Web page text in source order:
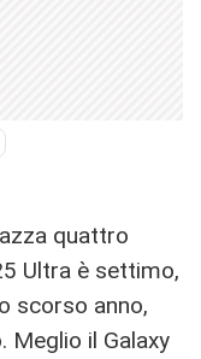
quattro
Ultra è settimo,
scorso anno,
Meglio il Galaxy